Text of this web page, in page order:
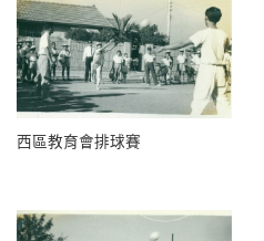
西區教育會排球賽